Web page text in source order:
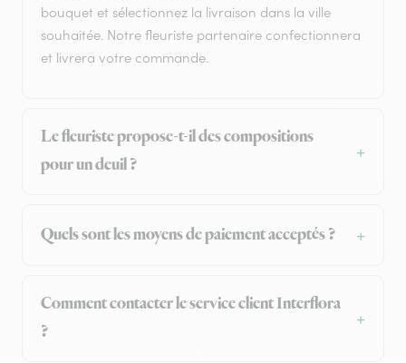
bouquet et sélectionnez la livraison dans la ville
souhaitée. Notre fleuriste partenaire confectionnera
et livrera votre commande.
Le fleuriste propose-t-il des compositions
pour un deuil ?
Quels sont les moyens de paiement acceptés ?
Comment contacter le service client Interflora
?